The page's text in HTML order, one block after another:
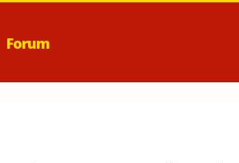
Forum